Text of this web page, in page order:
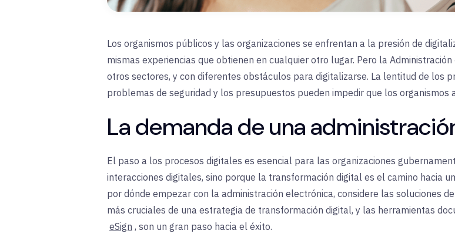
Los organismos públicos y las organizaciones se enfrentan a la presión de
mismas experiencias que obtienen en cualquier otro lugar. Pero la
otros sectores, y con diferentes obstáculos para digitalizarse. La lentitud de los
problemas de seguridad y los presupuestos pueden impedir que los organismos
La demanda de una
El paso a los procesos digitales es esencial para las organizaciones
interacciones digitales, sino porque la transformación digital es el camino hacia
por dónde empezar con la administración electrónica, considere las soluciones
más cruciales de una estrategia de transformación digital, y las herramientas
eSign , son un gran paso hacia el éxito.